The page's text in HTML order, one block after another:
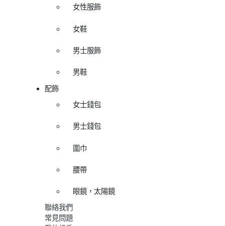
女性服飾
女鞋
男士服飾
男鞋
配飾
女士錢包
男士錢包
圍巾
腰帶
眼鏡，太陽鏡
聯絡我們
常見問題